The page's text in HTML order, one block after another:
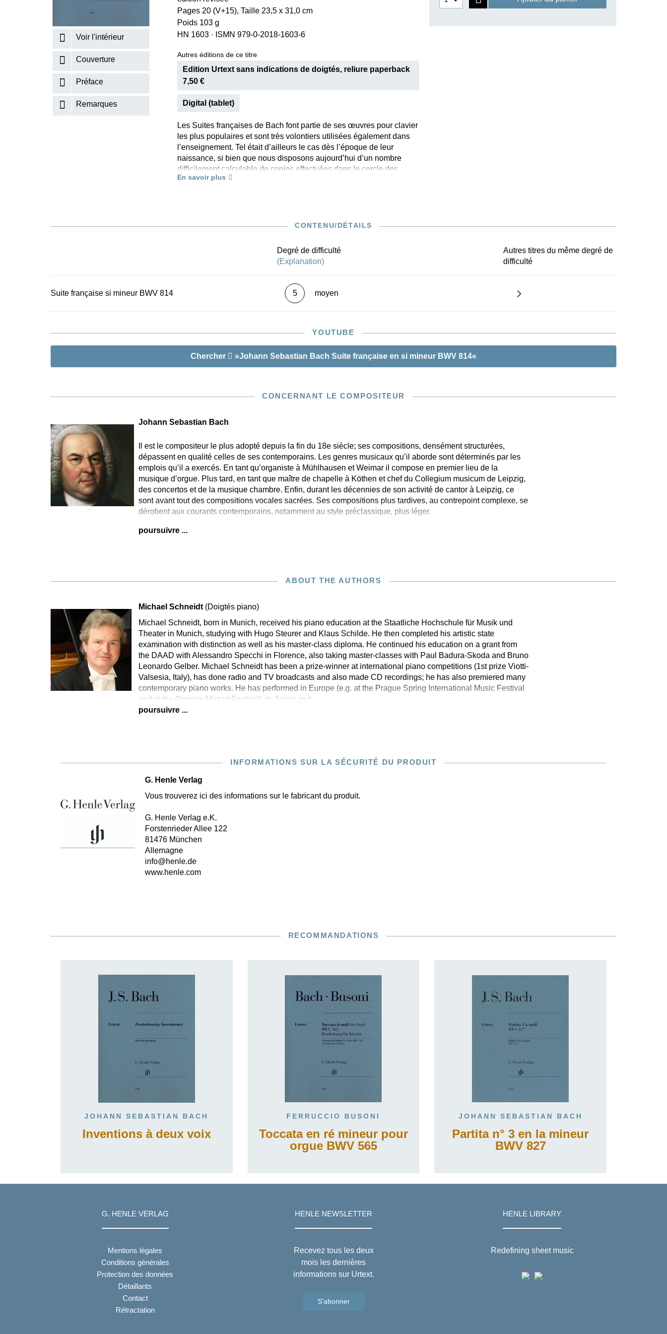
KISSIN THE COMPOSER
RICHARD STRAUSS
Voir l'intérieur
Couverture
Préface
Remarques
Pages 20 (V+15), Taille 23,5 x 31,0 cm
Poids 103 g
HN 1603 · ISMN 979-0-2018-1603-6
Autres éditions de ce titre
Edition Urtext sans indications de doigtés, reliure paperback
7,50 €
Digital (tablet)
Les Suites françaises de Bach font partie de ses œuvres pour clavier
les plus populaires et sont très volontiers utilisées également dans
l’enseignement. Tel était d’ailleurs le cas dès l’époque de leur
naissance, si bien que nous disposons aujourd’hui d’un nombre
difficilement calculable de copies effectuées dans le cercle des
élèves de Bach, copies qui nous transmettent de nombreuses
l’intégrale HN 593 et se prête en tant qu’édition séparée maniable et
abordable à merveille pour l’enseignement. Ces qualités ne sont pas
seulement dues au précieux doigtés de Michael Schneidt, mais aussi
au traitement de l’ornementation: des signes complémentaires
empruntés aux textes des copies anciennes sont reportés dans la
partition, et leur exécution est expliquée dans la Préface, si bien que
cette édition Urtext offre également une remarquable introduction à la
d’intéressantes variantes relevées dans les différentes sources sont
facilement accessibles dans les notes de bas de page, et on trouvera
en annexe le Trio alternatif BWV 814a, transmis sous forme de
plusieurs copies. En résumé: une initiation idéale au monde des
En savoir plus
CONTENU/DÉTAILS
Degré de difficulté
(Explanation)
Autres titres du même degré de
difficulté
Suite française si mineur BWV 814 5 moyen
YOUTUBE
Chercher »Johann Sebastian Bach Suite française en si mineur BWV 814«
CONCERNANT LE COMPOSITEUR
Johann Sebastian Bach
Il est le compositeur le plus adopté depuis la fin du 18e siècle; ses compositions, densément structurées,
dépassent en qualité celles de ses contemporains. Les genres musicaux qu’il aborde sont déterminés par les
emplois qu’il a exercés. En tant qu’organiste à Mühlhausen et Weimar il compose en premier lieu de la
musique d’orgue. Plus tard, en tant que maître de chapelle à Köthen et chef du Collegium musicum de Leipzig,
des concertos et de la musique chambre. Enfin, durant les décennies de son activité de cantor à Leipzig, ce
sont avant tout des compositions vocales sacrées. Ses compositions plus tardives, au contrepoint complexe, se
dérobent aux courants contemporains, notamment au style préclassique, plus léger.
poursuivre ...
ABOUT THE AUTHORS
Michael Schneidt (Doigtés piano)
Michael Schneidt, born in Munich, received his piano education at the Staatliche Hochschule für Musik und
Theater in Munich, studying with Hugo Steurer and Klaus Schilde. He then completed his artistic state
examination with distinction as well as his master-class diploma. He continued his education on a grant from
the DAAD with Alessandro Specchi in Florence, also taking master-classes with Paul Badura-Skoda and Bruno
Leonardo Gelber. Michael Schneidt has been a prize-winner at international piano competitions (1st prize Viotti-
Valsesia, Italy), has done radio and TV broadcasts and also made CD recordings; he has also premiered many
contemporary piano works. He has performed in Europe (e.g. at the Prague Spring International Music Festival
and at the German Mozart Festival), in Japan and
poursuivre ...
INFORMATIONS SUR LA SÉCURITÉ DU PRODUIT
G. Henle Verlag
Vous trouverez ici des informations sur le fabricant du produit.
G. Henle Verlag e.K.
Forstenrieder Allee 122
81476 München
Allemagne
info@henle.de
www.henle.com
RECOMMANDATIONS
JOHANN SEBASTIAN BACH
Inventions à deux voix
FERRUCCIO BUSONI
Toccata en ré mineur pour
orgue BWV 565
JOHANN SEBASTIAN BACH
Partita n° 3 en la mineur
BWV 827
G. HENLE VERLAG
Mentions légales
Conditions générales
Protection des données
Détaillants
Contact
Rétractation
HENLE NEWSLETTER
Recevez tous les deux
mois les dernières
informations sur Urtext.
S'abonner
HENLE LIBRARY
Redefining sheet music